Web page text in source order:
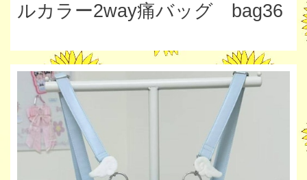
ルカラー2way痛バッグ bag36